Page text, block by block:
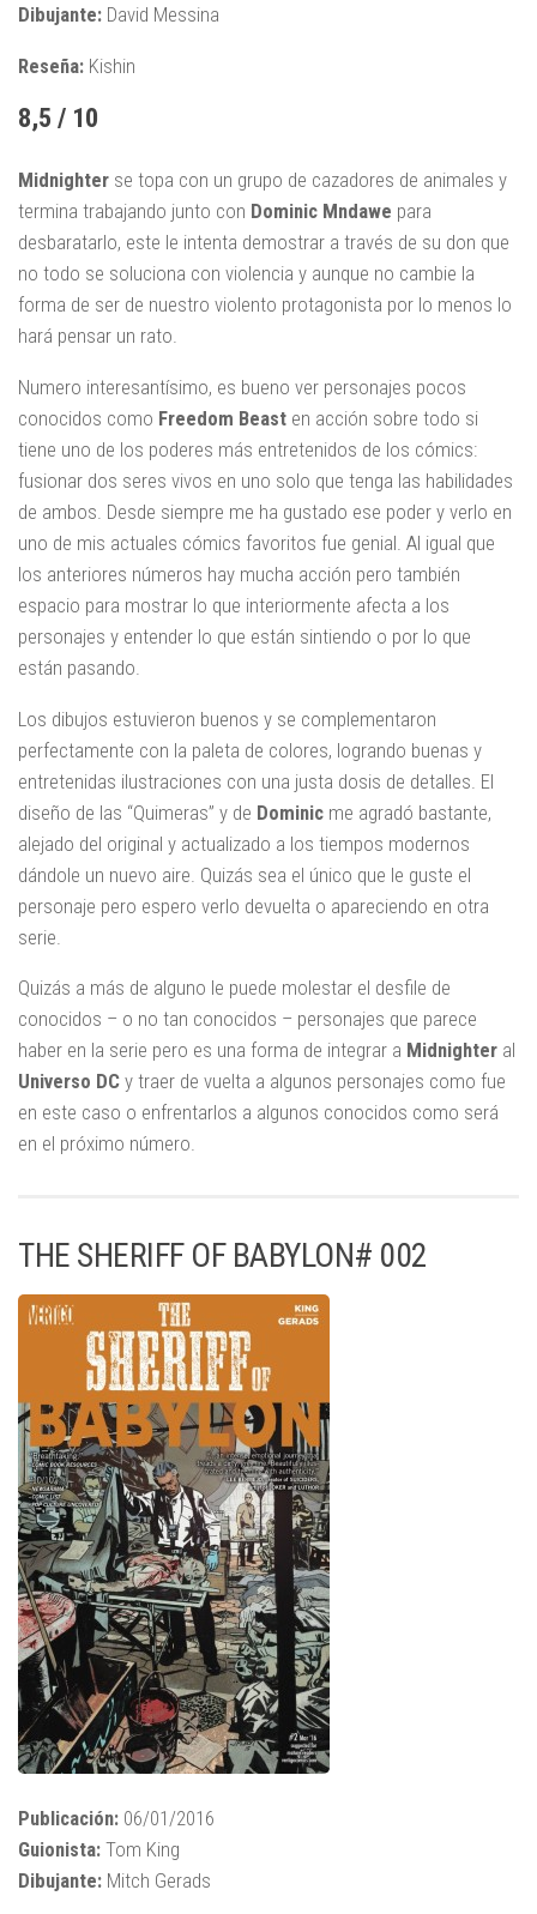
Dibujante: David Messina
Reseña: Kishin
8,5 / 10
Midnighter se topa con un grupo de cazadores de animales y
termina trabajando junto con Dominic Mndawe para
desbaratarlo, este le intenta demostrar a través de su don que
no todo se soluciona con violencia y aunque no cambie la
forma de ser de nuestro violento protagonista por lo menos lo
hará pensar un rato.
Numero interesantísimo, es bueno ver personajes pocos
conocidos como Freedom Beast en acción sobre todo si
tiene uno de los poderes más entretenidos de los cómics:
fusionar dos seres vivos en uno solo que tenga las habilidades
de ambos. Desde siempre me ha gustado ese poder y verlo en
uno de mis actuales cómics favoritos fue genial. Al igual que
los anteriores números hay mucha acción pero también
espacio para mostrar lo que interiormente afecta a los
personajes y entender lo que están sintiendo o por lo que
están pasando.
Los dibujos estuvieron buenos y se complementaron
perfectamente con la paleta de colores, logrando buenas y
entretenidas ilustraciones con una justa dosis de detalles. El
diseño de las “Quimeras” y de Dominic me agradó bastante,
alejado del original y actualizado a los tiempos modernos
dándole un nuevo aire. Quizás sea el único que le guste el
personaje pero espero verlo devuelta o apareciendo en otra
serie.
Quizás a más de alguno le puede molestar el desfile de
conocidos – o no tan conocidos – personajes que parece
haber en la serie pero es una forma de integrar a Midnighter al
Universo DC y traer de vuelta a algunos personajes como fue
en este caso o enfrentarlos a algunos conocidos como será
en el próximo número.
THE SHERIFF OF BABYLON# 002
Publicación: 06/01/2016
Guionista: Tom King
Dibujante: Mitch Gerads